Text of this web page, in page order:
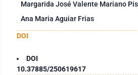
Margarida José Valente Mariano
Ana Maria Aguiar Frias
DOI
DOI
10.37885/250619617